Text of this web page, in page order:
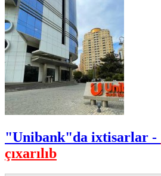
"Unibank"da ixtisarlar -
çıxarılıb